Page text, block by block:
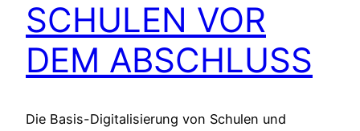
SCHULEN VOR
DEM ABSCHLUSS
Die Basis-Digitalisierung von Schulen und